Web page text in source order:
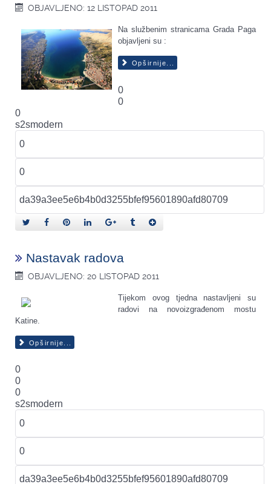
OBJAVLJENO: 12 LISTOPAD 2011
Na službenim stranicama Grada Paga
objavljeni su :
Opširnije...
0
0
0
s2smodern
Nastavak radova
OBJAVLJENO: 20 LISTOPAD 2011
Tijekom ovog tjedna nastavljeni su
radovi na novoizgrađenom mostu
Katine.
Opširnije...
0
0
0
s2smodern